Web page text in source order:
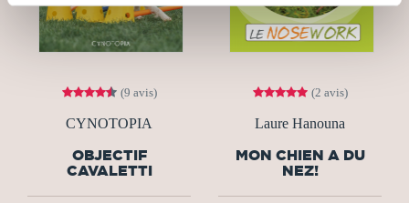
(9 avis)
CYNOTOPIA
OBJECTIF
CAVALETTI
(2 avis)
Laure Hanouna
MON CHIEN A DU
NEZ!